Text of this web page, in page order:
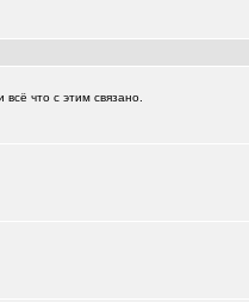
отделка.(Кристи55) +181
что с этим связано.